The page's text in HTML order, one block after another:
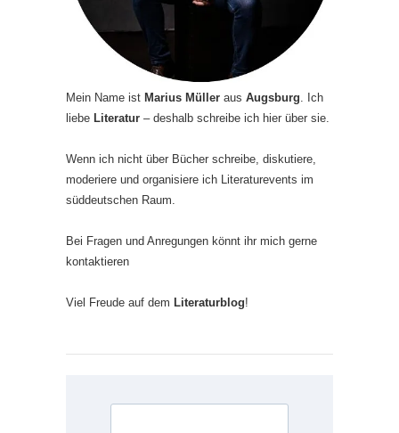
Mein Name ist Marius Müller aus Augsburg . Ich
liebe Literatur – deshalb schreibe ich hier über sie.
Wenn ich nicht über Bücher schreibe, diskutiere,
moderiere und organisiere ich Literaturevents im
süddeutschen Raum.
Bei Fragen und Anregungen könnt ihr mich gerne
kontaktieren
Viel Freude auf dem Literaturblog!